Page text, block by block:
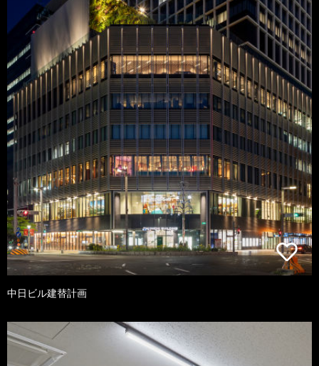
中日ビル建替計画